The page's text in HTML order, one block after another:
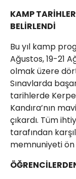
KAMP
BELİRLENDİ
Bu yıl kamp
Ağustos, 19-21
olmak üzere
Sınavlarda
tarihlerde
Kandıra’nın
çıkardı. Tüm
tarafından
memnuniyeti